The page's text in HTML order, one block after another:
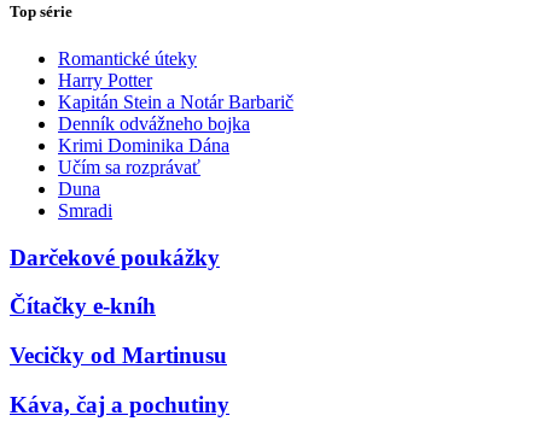
Top série
Romantické úteky
Harry Potter
Kapitán Stein a Notár Barbarič
Denník odvážneho bojka
Krimi Dominika Dána
Učím sa rozprávať
Duna
Smradi
Darčekové poukážky
Čítačky e-kníh
Vecičky od Martinusu
Káva, čaj a pochutiny